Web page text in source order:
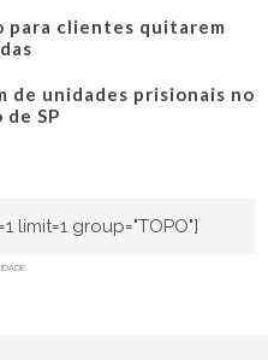
para clientes quitarem
de unidades prisionais no
de SP
limit=1 group="TOPO"]